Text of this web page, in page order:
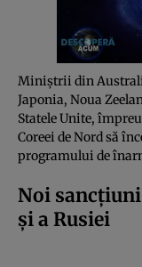
Miniștrii din
Japonia, Noua
Statele Unite,
Coreei de Nord să
programului de
Noi
și a Rusiei